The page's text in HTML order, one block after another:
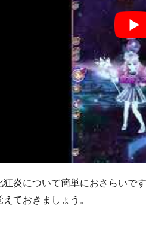
炎について簡単におさらいです
ておきましょう。